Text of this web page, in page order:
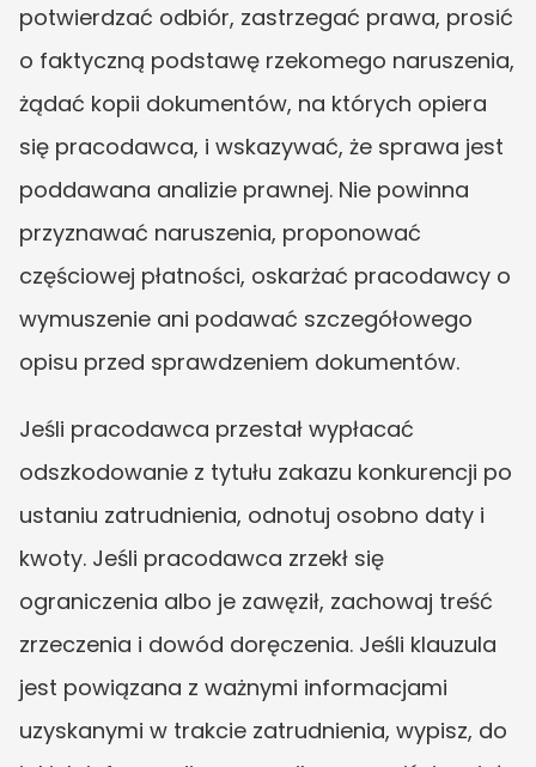
potwierdzać odbiór, zastrzegać prawa, prosić
o faktyczną podstawę rzekomego naruszenia,
żądać kopii dokumentów, na których opiera
się pracodawca, i wskazywać, że sprawa jest
poddawana analizie prawnej. Nie powinna
przyznawać naruszenia, proponować
częściowej płatności, oskarżać pracodawcy o
wymuszenie ani podawać szczegółowego
opisu przed sprawdzeniem dokumentów.
Jeśli pracodawca przestał wypłacać
odszkodowanie z tytułu zakazu konkurencji po
ustaniu zatrudnienia, odnotuj osobno daty i
kwoty. Jeśli pracodawca zrzekł się
ograniczenia albo je zawęził, zachowaj treść
zrzeczenia i dowód doręczenia. Jeśli klauzula
jest powiązana z ważnymi informacjami
uzyskanymi w trakcie zatrudnienia, wypisz, do